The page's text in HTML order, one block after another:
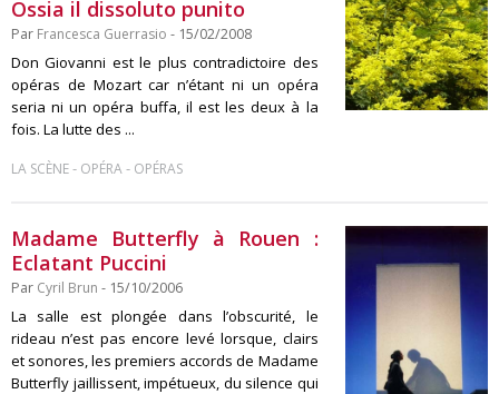
Ossia il dissoluto punito
Par Francesca Guerrasio - 15/02/2008
Don Giovanni est le plus contradictoire des
opéras de Mozart car n’étant ni un opéra
seria ni un opéra buffa, il est les deux à la
fois. La lutte des ...
LA SCÈNE- OPÉRA- OPÉRAS
Madame Butterfly à Rouen :
Eclatant Puccini
Par Cyril Brun - 15/10/2006
La salle est plongée dans l’obscurité, le
rideau n’est pas encore levé lorsque, clairs
et sonores, les premiers accords de Madame
Butterfly jaillissent, impétueux, du silence qui